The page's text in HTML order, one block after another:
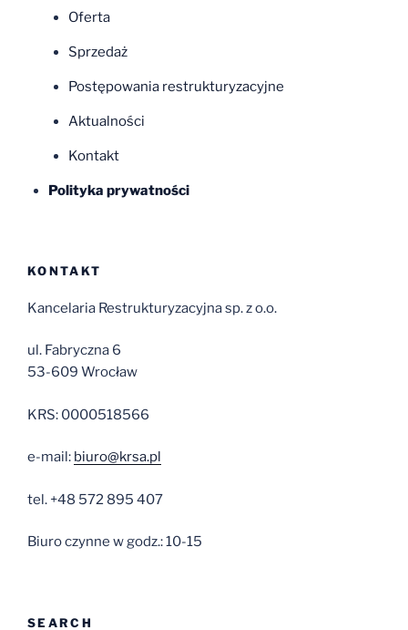
Oferta
Sprzedaż
Postępowania restrukturyzacyjne
Aktualności
Kontakt
Polityka prywatności
KONTAKT
Kancelaria Restrukturyzacyjna sp. z o.o.
ul. Fabryczna 6
53-609 Wrocław
KRS: 0000518566
e-mail: biuro@krsa.pl
tel. +48 572 895 407
Biuro czynne w godz.: 10-15
SEARCH